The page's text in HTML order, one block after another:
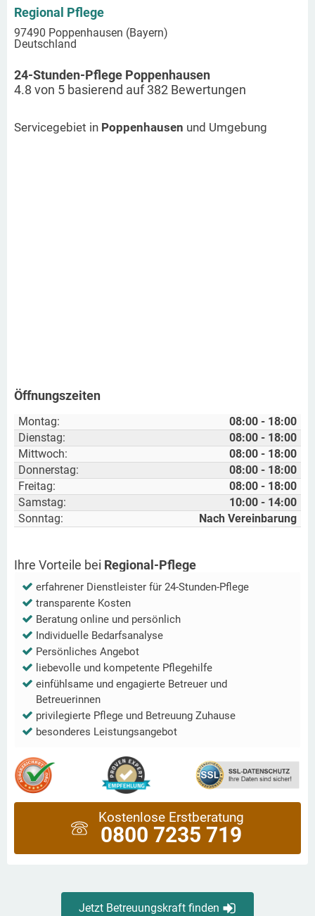
Regional Pflege
97490 Poppenhausen (Bayern)
Deutschland
24-Stunden-Pflege Poppenhausen
4.8 von 5 basierend auf382 Bewertungen
Servicegebiet in Poppenhausen und Umgebung
Öffnungszeiten
Montag:
08:00 - 18:00
Dienstag:
08:00 - 18:00
Mittwoch:
08:00 - 18:00
Donnerstag:
08:00 - 18:00
Freitag:
08:00 - 18:00
Samstag:
10:00 - 14:00
Sonntag:
Nach Vereinbarung
Ihre Vorteile bei Regional-Pflege
erfahrener Dienstleister für 24-Stunden-Pflege
transparente Kosten
Beratung online und persönlich
Individuelle Bedarfsanalyse
Persönliches Angebot
liebevolle und kompetente Pflegehilfe
einfühlsame und engagierte Betreuer und
Betreuerinnen
privilegierte Pflege und Betreuung Zuhause
besonderes Leistungsangebot
Kostenlose Erstberatung
0800 7235 719
Jetzt Betreuungskraft finden